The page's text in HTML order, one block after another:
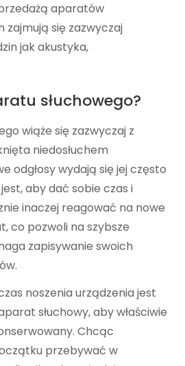
aparatów
zajmują się zazwyczaj
jak akustyka,
słuchowego?
wiąże się zazwyczaj z
niedosłuchem
odgłosy wydają się jej często
aby dać sobie czas i
inaczej reagować na nowe
co pozwoli na szybsze
zapisywanie swoich
noszenia urządzenia jest
słuchowy, aby właściwie
Chcąc
przebywać w